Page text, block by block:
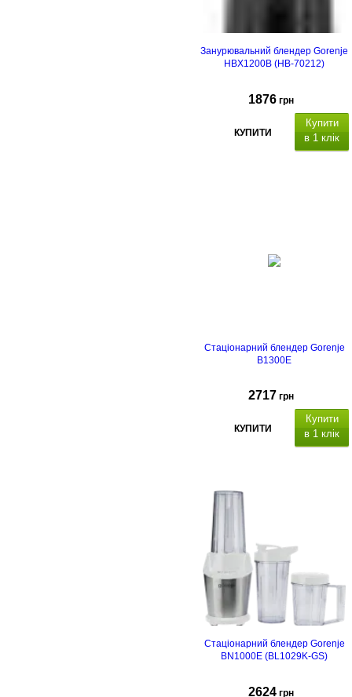
Занурювальний блендер Gorenje
HBX1200B (HB-70212)
1876 грн
КУПИТИ
Купити
в 1 клік
Стаціонарний блендер Gorenje
B1300E
2717 грн
КУПИТИ
Купити
в 1 клік
Стаціонарний блендер Gorenje
BN1000E (BL1029K-GS)
2624 грн